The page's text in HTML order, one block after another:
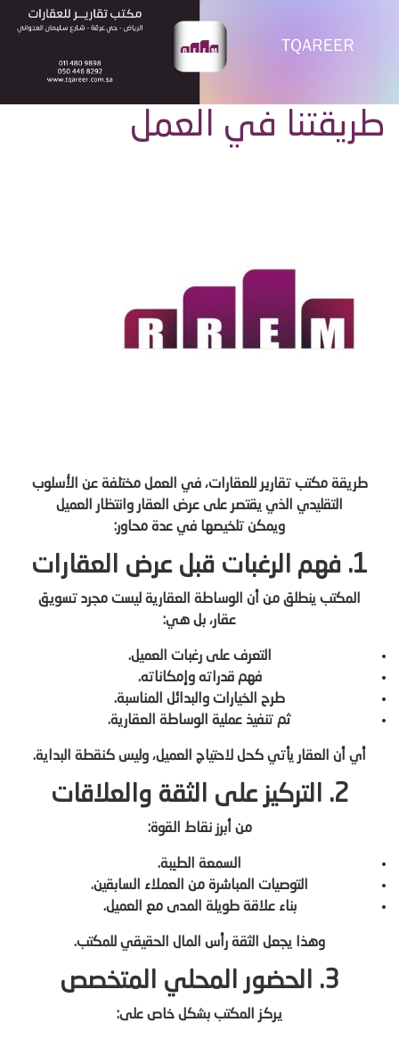
طريقتنا في العمل
طريقة مكتب تقارير للعقارات، في العمل مختلفة عن الأسلوب
التقليدي الذي يقتصر على عرض العقار وانتظار العميل
ويمكن تلخيصها في عدة محاور:
1. فهم الرغبات قبل عرض العقارات
المكتب ينطلق من أن الوساطة العقارية ليست مجرد تسويق
عقار، بل هي:
التعرف على رغبات العميل.
فهم قدراته وإمكاناته.
طرح الخيارات والبدائل المناسبة.
ثم تنفيذ عملية الوساطة العقارية.
أي أن العقار يأتي كحل لاحتياج العميل، وليس كنقطة البداية.
2. التركيز على الثقة والعلاقات
من أبرز نقاط القوة:
السمعة الطيبة.
التوصيات المباشرة من العملاء السابقين.
بناء علاقة طويلة المدى مع العميل.
وهذا يجعل الثقة رأس المال الحقيقي للمكتب.
3. الحضور المحلي المتخصص
يركز المكتب بشكل خاص على: